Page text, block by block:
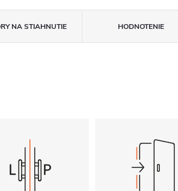
NA STIAHNUTIE HODNOTENIE